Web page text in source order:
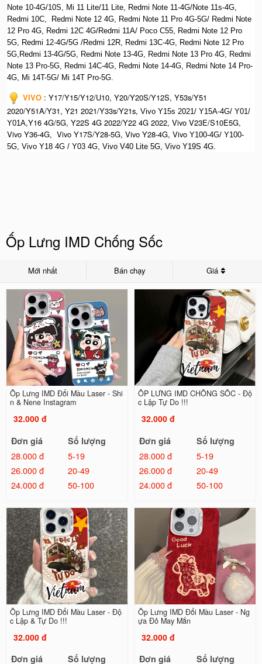
Note 10-4G/10S, Mi 11 Lite/11 Lite, Redmi Note 11-4G/Note 11s-4G,
Redmi 10C, Redmi Note 12 4G, Redmi Note 11 Pro 4G-5G/ Redmi Note
12 Pro 4G, Redmi 12C 4G/Redmi 11A/ Poco C55, Redmi Note 12 Pro
5G, Redmi 12-4G/5G /Redmi 12R, Redmi 13C-4G, Redmi Note 12 Pro
5G,Redmi 13-4G/5G, Redmi Note 13-4G, Redmi Note 13 Pro 4G, Redmi
Note 13 Pro-5G, Redmi 14C-4G, Redmi Note 14-4G, Redmi Note 14 Pro-
4G, Mi 14T-5G/ Mi 14T Pro-5G.
VIVO : Y17/Y15/Y12/U10, Y20/Y20S/Y12S, Y53s/Y51
2020/Y51A/Y31, Y21 2021/Y33s/Y21s, Vivo Y15s 2021/ Y15A-4G/ Y01/
Y01A,Y16 4G/5G, Y22S 4G 2022/Y22 4G 2022, Vivo V23E/S10E5G,
Vivo Y36-4G, Vivo Y17S/Y28-5G, Vivo Y28-4G, Vivo Y100-4G/ Y100-
5G, Vivo Y18 4G / Y03 4G, Vivo V40 Lite 5G, Vivo Y19S 4G.
Ốp Lưng IMD Chống Sốc
Mới nhất Bán chạy Giá
Ốp Lưng IMD Đổi Màu Laser - Shi
n & Nene Instagram
32.000 đ
Đơn giá
Số lượng
28.000 đ
5-19
26.000 đ
20-49
24.000 đ
50-100
ỐP LƯNG IMD CHỐNG SỐC - Độ
c Lập Tự Do !!!
32.000 đ
Đơn giá
Số lượng
28.000 đ
5-19
26.000 đ
20-49
24.000 đ
50-100
Ốp Lưng IMD Đổi Màu Laser - Độ
c Lập & Tự Do !!!
32.000 đ
Đơn giá
Số lượng
Ốp Lưng IMD Đổi Màu Laser - Ng
ựa Đỏ May Mắn
32.000 đ
Đơn giá
Số lượng